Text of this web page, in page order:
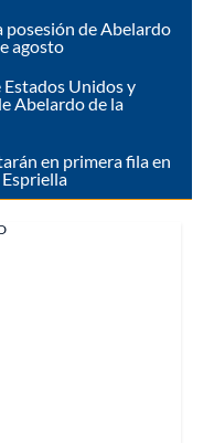
posesión de Abelardo
agosto
Estados Unidos y
Abelardo de la
en primera fila en